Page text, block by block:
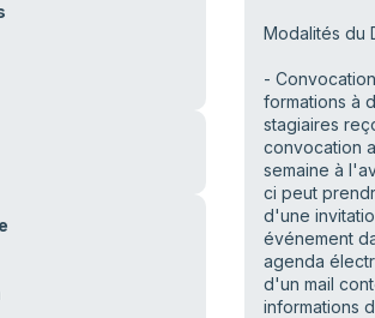
Modalités du
-
formations à
stagiaires
convocation
semaine à
ci peut
d'une
événement
agenda
d'un mail
informations